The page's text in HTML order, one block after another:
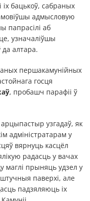
бацькоў, сабраных
адмысловую
папрасілі аб
узначаліўшы
алтара.
першакамунійных
госця
, пробашч парафіі ў
узгадаў, як
адміністратарам у
вярнуць касцёл
радасць у вачах
маглі прыняць удзел у
паверхі, але
падзяляюць іх